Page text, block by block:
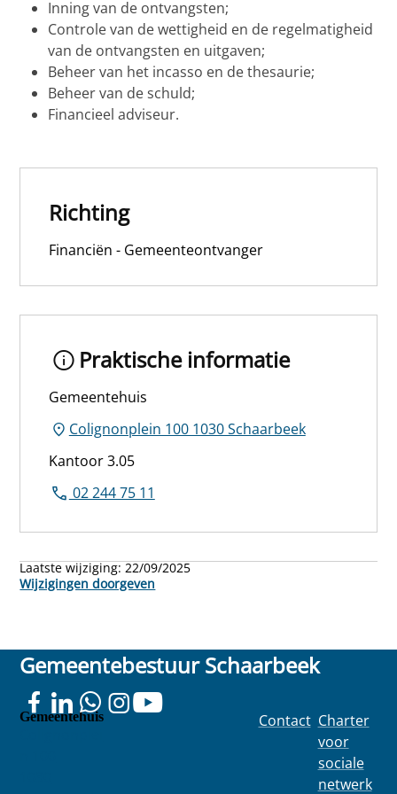
Inning van de ontvangsten;
Controle van de wettigheid en de regelmatigheid
van de ontvangsten en uitgaven;
Beheer van het incasso en de thesaurie;
Beheer van de schuld;
Financieel adviseur.
Richting
Financiën - Gemeenteontvanger
Praktische informatie
Gemeentehuis
Colignonplein 100 1030 Schaarbeek
Kantoor 3.05
02 244 75 11
Laatste wijziging:22/09/2025
Wijzigingen doorgeven
Gemeentebestuur Schaarbeek
Gemeentehuis Contact Charter
voor
sociale
netwerk